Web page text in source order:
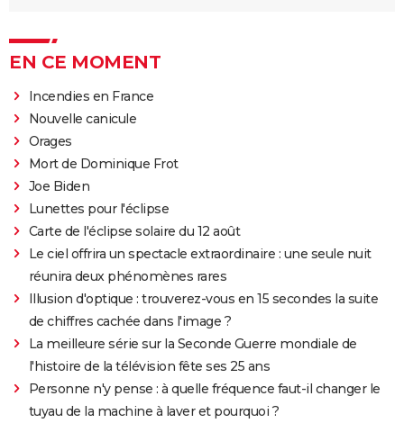
EN CE MOMENT
Incendies en France
Nouvelle canicule
Orages
Mort de Dominique Frot
Joe Biden
Lunettes pour l'éclipse
Carte de l'éclipse solaire du 12 août
Le ciel offrira un spectacle extraordinaire : une seule nuit
réunira deux phénomènes rares
Illusion d'optique : trouverez-vous en 15 secondes la suite
de chiffres cachée dans l'image ?
La meilleure série sur la Seconde Guerre mondiale de
l'histoire de la télévision fête ses 25 ans
Personne n'y pense : à quelle fréquence faut-il changer le
tuyau de la machine à laver et pourquoi ?